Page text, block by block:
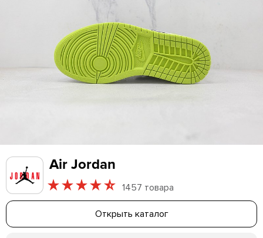
Air Jordan
1457 товара
Открыть каталог